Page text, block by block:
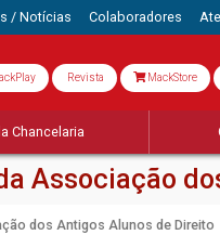
/ Notícias Colaboradores
Revista MackStore
Chancelaria
Associação
dos Antigos Alunos de Direito